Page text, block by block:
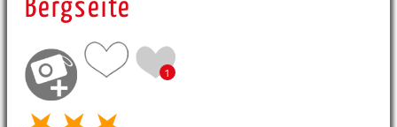
Bergseite
1